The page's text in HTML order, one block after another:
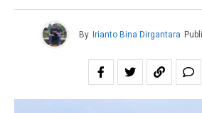
By Irianto Bina Dirgantara